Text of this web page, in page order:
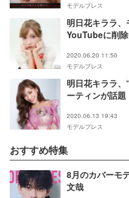
モデルプレス
明日花キララ
YouTubeに削
2020.06.20 11:50
モデルプレス
明日花キララ
ーティンが話
2020.06.13 19:43
モデルプレス
おすすめ特集
8月のカバーモ
文哉